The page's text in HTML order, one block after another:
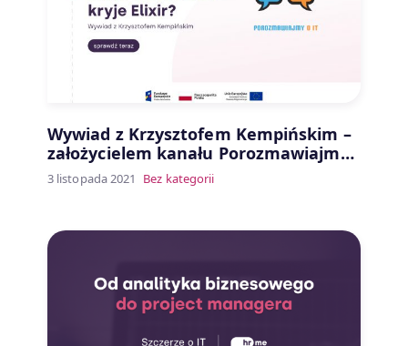
Wywiad z Krzysztofem Kempińskim –
założycielem kanału Porozmawiajmy
o IT
3 listopada 2021 Bez kategorii